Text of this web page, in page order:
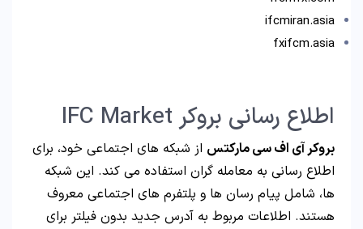
ifcmiran.asia
fxifcm.asia
اطلاع رسانی بروکر IFC Market
بروکر آی اف سی مارکتس از شبکه های اجتماعی خود، برای
اطلاع رسانی به معامله گران استفاده می کند. این شبکه
ها، شامل پیام رسان ها و پلتفرم های اجتماعی معروف
هستند. اطلاعات مربوط به آدرس جدید بدون فیلتر برای